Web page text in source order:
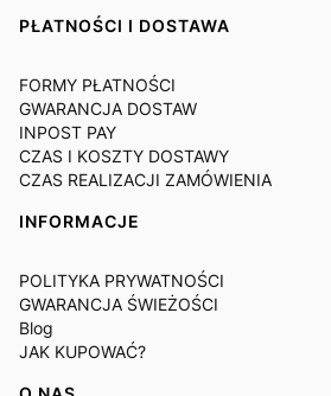
PŁATNOŚCI I DOSTAWA
FORMY PŁATNOŚCI
GWARANCJA DOSTAW
INPOST PAY
CZAS I KOSZTY DOSTAWY
CZAS REALIZACJI ZAMÓWIENIA
INFORMACJE
POLITYKA PRYWATNOŚCI
GWARANCJA ŚWIEŻOŚCI
Blog
JAK KUPOWAĆ?